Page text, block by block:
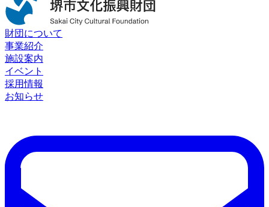
財団について
事業紹介
施設案内
イベント
採用情報
お知らせ